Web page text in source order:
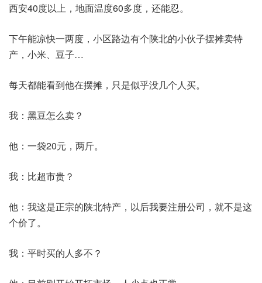
西安40度以上，地面温度60多度，还能忍。
下午能凉快一两度，小区路边有个陕北的小伙子摆摊卖特
产，小米、豆子…
每天都能看到他在摆摊，只是似乎没几个人买。
我：黑豆怎么卖？
他：一袋20元，两斤。
我：比超市贵？
他：我这是正宗的陕北特产，以后我要注册公司，就不是这
个价了。
我：平时买的人多不？